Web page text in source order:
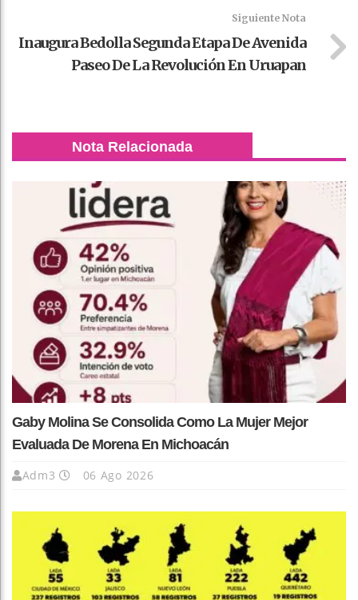
Siguiente Nota
Inaugura Bedolla Segunda Etapa De Avenida
Paseo De La Revolución En Uruapan
Nota Relacionada
Gaby Molina Se Consolida Como La Mujer Mejor
Evaluada De Morena En Michoacán
Adm3 06 Ago 2026